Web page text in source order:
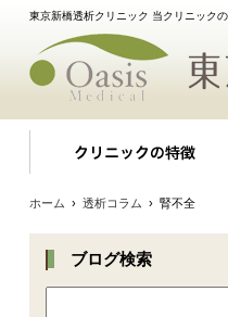
東京新橋透析クリニック 当クリニック
ホーム › 透析コラム › 腎不全
ブログ検索